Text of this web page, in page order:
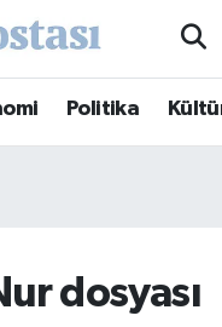
Politika
dosyası